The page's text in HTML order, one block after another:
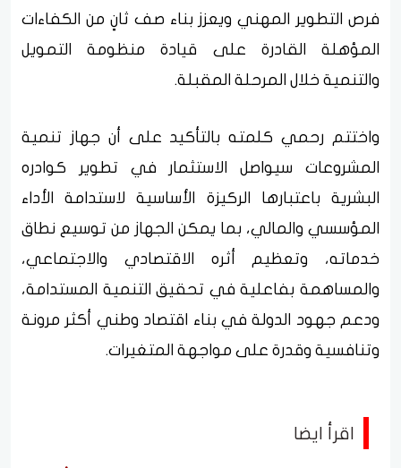
فرص التطوير المهني ويعزز بناء صف ثانٍ من الكفاءات
المؤهلة القادرة على قيادة منظومة التمويل
والتنمية خلال المرحلة المقبلة.
واختتم رحمي كلمته بالتأكيد على أن جهاز تنمية
المشروعات سيواصل الاستثمار في تطوير كوادره
البشرية باعتبارها الركيزة الأساسية لاستدامة الأداء
المؤسسي والمالي، بما يمكن الجهاز من توسيع نطاق
خدماته، وتعظيم أثره الاقتصادي والاجتماعي،
والمساهمة بفاعلية في تحقيق التنمية المستدامة،
ودعم جهود الدولة في بناء اقتصاد وطني أكثر مرونة
وتنافسية وقدرة على مواجهة المتغيرات.
اقرأ ايضا